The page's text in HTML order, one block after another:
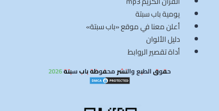
يومية باب سبتة
أعلن معنا في موقع «باب سبتة»
دليل الألوان
أداة تقصير الروابط
حقوق الطبع والنشر محفوظة باب سبتة 2026